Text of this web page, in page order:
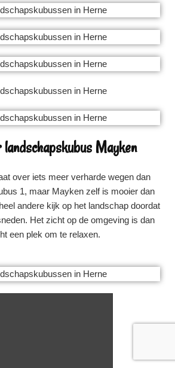
landschapskubus Mayken
over iets meer verharde wegen dan
1, maar Mayken zelf is mooier dan
andere kijk op het landschap doordat
Het zicht op de omgeving is dan
een plek om te relaxen.